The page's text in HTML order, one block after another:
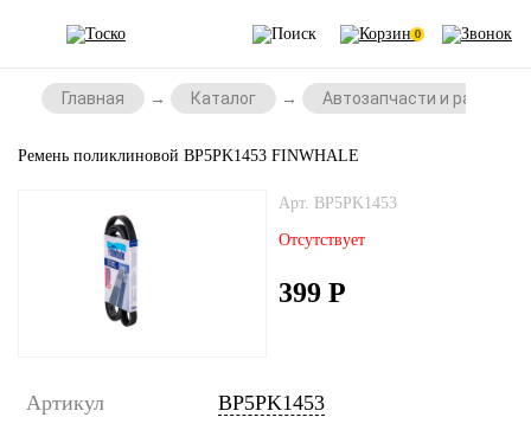
0
Главная Каталог Автозапчасти и
Ремень поликлиновой BP5PK1453 FINWHALE
Арт. BP5PK1453
Отсутствует
399 Р
Артикул
BP5PK1453